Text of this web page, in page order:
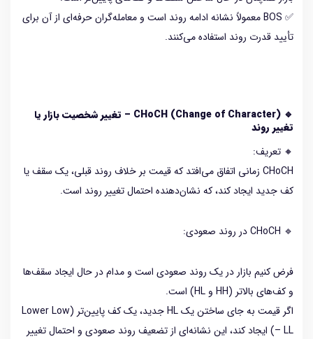
✅ BOS معمولاً نشانه ادامه روند است و معامله‌گران حرفه‌ای از آن برای
تأیید قدرت روند استفاده می‌کنند.
🔹 CHoCH (Change of Character) – تغییر شخصیت بازار یا
تغییر روند
🔸 تعریف:
CHoCH زمانی اتفاق می‌افتد که قیمت بر خلاف روند قبلی، یک سقف یا
کف جدید ایجاد کند، که نشان‌دهنده احتمال تغییر روند است.
🔹 CHoCH در روند صعودی:
فرض کنیم بازار در یک روند صعودی است و مدام در حال ایجاد سقف‌ها
و کف‌های بالاتر (HH و HL) است.
اگر قیمت به جای ساختن یک HL جدید، یک کف پایین‌تر (Lower Low
– LL) ایجاد کند، این نشانه‌ای از تضعیف روند صعودی و احتمال تغییر